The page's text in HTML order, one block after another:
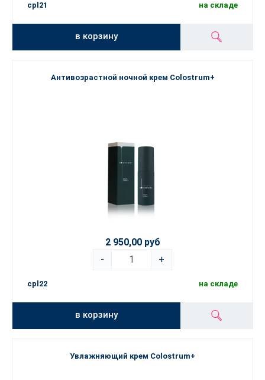
cpl21 на складе
в корзину
Антивозрастной ночной крем Colostrum+
2 950,00 руб
-
+
cpl22 на складе
в корзину
Увлажняющий крем Colostrum+